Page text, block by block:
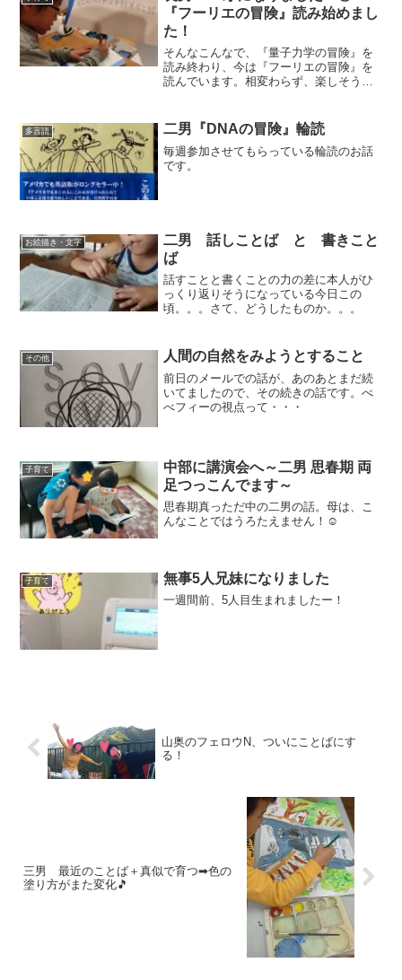
『フーリエの冒険』読み始めまし
た！
そんなこんなで、『量子力学の冒険』を
読み終わり、今は『フーリエの冒険』を
読んでいます。相変わらず、楽しそう
クイズっぽく話してみたり。一方通行の
音読から、双方向へと会話の...
多言語 二男『DNAの冒険』輪読
毎週参加させてもらっている輪読のお話
です。
お絵描き・文字
二男 話しことば と 書きこと
ば
話すことと書くことの力の差に本人がひ
っくり返りそうになっている今日この
頃。。。さて、どうしたものか。。。
その他 人間の自然をみようとすること
前日のメールでの話が、あのあとまだ続
いてましたので、その続きの話です。べ
べフィーの視点って・・・
子育て
中部に講演会へ～二男 思春期 両
足つっこんでます～
思春期真っただ中の二男の話。母は、こ
んなことではうろたえません！☺
子育て 無事5人兄妹になりました
一週間前、5人目生まれましたー！
山奥のフェロウN、ついにことばにす
る！
三男 最近のことば＋真似で育つ➡色の
塗り方がまた変化🎵